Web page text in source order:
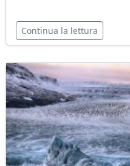
Continua la lettura